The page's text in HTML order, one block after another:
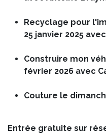
Recyclage pour
25 janvier 2025
Construire mon
février 2026 avec
Couture le
Entrée gratuite sur